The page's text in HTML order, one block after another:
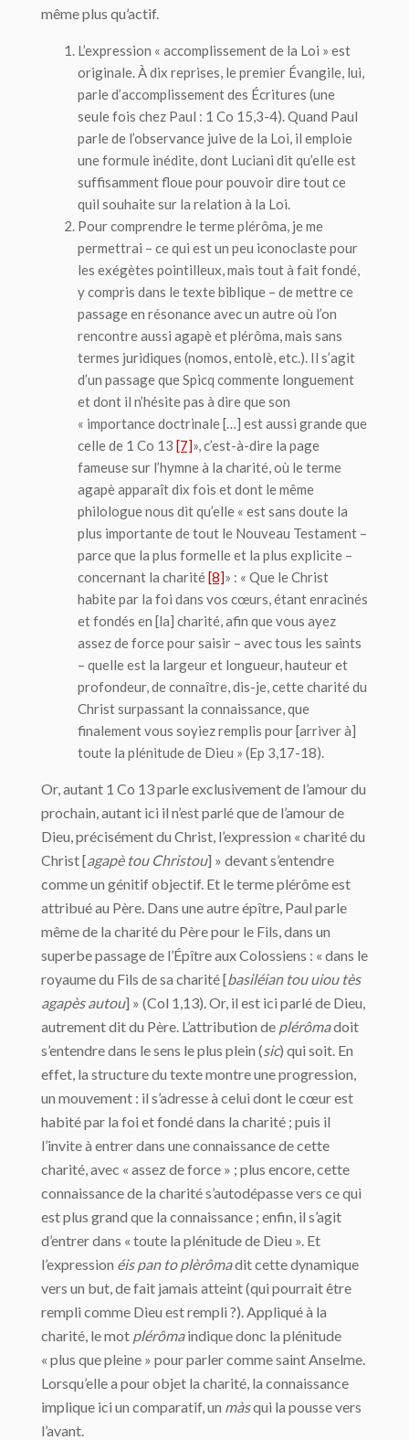
même plus qu’actif.
L’expression « accomplissement de la Loi » est
originale. À dix reprises, le premier Évangile, lui,
parle d’accomplissement des Écritures (une
seule fois chez Paul : 1 Co 15,3-4). Quand Paul
parle de l’observance juive de la Loi, il emploie
une formule inédite, dont Luciani dit qu’elle est
suffisamment floue pour pouvoir dire tout ce
quil souhaite sur la relation à la Loi.
Pour comprendre le termeplérôma, je me
permettrai – ce qui est un peu iconoclaste pour
les exégètes pointilleux, mais tout à fait fondé,
y compris dans le texte biblique – de mettre ce
passage en résonance avec un autre où l’on
rencontre aussi agapèetplérôma, mais sans
termes juridiques (nomos,entolè, etc.). Il s’agit
d’un passage que Spicq commente longuement
et dont il n’hésite pas à dire que son
« importance doctrinale […] est aussi grande que
celle de 1 Co 13 [7]», c’est-à-dire la page
fameuse sur l’hymne à la charité, où le terme
agapèapparaîtdix fois et dont le même
philologue nous dit qu’elle « est sans doute la
plus importante de tout le Nouveau Testament –
parce que la plus formelle et la plus explicite –
concernant la charité[8]» : « Que le Christ
habite par la foi dans vos cœurs, étant enracinés
et fondés en [la] charité, afin que vous ayez
assez de force pour saisir – avec tous les saints
– quelle est la largeur et longueur, hauteur et
profondeur, de connaître, dis-je, cette charité du
Christ surpassant la connaissance, que
finalement vous soyiez remplis pour [arriver à]
toute la plénitude de Dieu » (Ep 3,17-18).
Or, autant 1 Co 13 parle exclusivement de l’amour du
prochain, autant ici il n’est parlé que de l’amour de
Dieu, précisément du Christ, l’expression « charité du
Christ [agapè tou Christou] » devant s’entendre
comme un génitif objectif. Et le terme plérôme est
attribué au Père. Dans une autre épître, Paul parle
même de la charité du Père pour le Fils, dans un
superbe passage de l’Épître aux Colossiens : « dans le
royaume du Fils de sa charité [basiléian tou uiou tès
agapès autou] » (Col 1,13). Or, il est ici parlé de Dieu,
autrement dit du Père. L’attribution de plérômadoit
s’entendre dans le sens le plus plein (sic) qui soit. En
effet, la structure du texte montre une progression,
un mouvement : il s’adresse à celui dont le cœur est
habité par la foi et fondé dans la charité ; puis il
l’invite à entrer dans une connaissance de cette
charité, avec « assez de force » ; plus encore, cette
connaissance de la charité s’autodépasse vers ce qui
est plus grand que la connaissance ; enfin, il s’agit
d’entrer dans « toute la plénitude de Dieu ». Et
l’expression éis pan to plèrômadit cette dynamique
vers un but, de fait jamais atteint (qui pourrait être
rempli comme Dieu est rempli ?). Appliqué à la
charité, le mot plérômaindique donc la plénitude
« plus que pleine » pour parler comme saint Anselme.
Lorsqu’elle a pour objet la charité, la connaissance
implique ici un comparatif, un màsqui la pousse vers
l’avant.